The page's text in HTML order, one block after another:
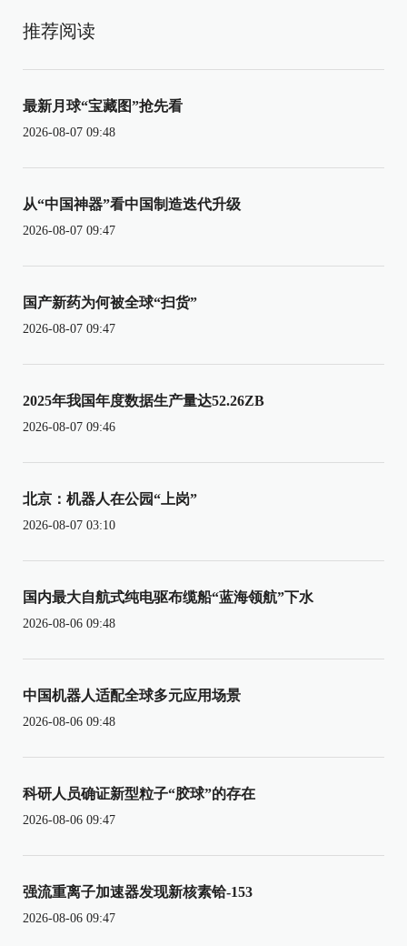
推荐阅读
最新月球“宝藏图”抢先看
2026-08-07 09:48
从“中国神器”看中国制造迭代升级
2026-08-07 09:47
国产新药为何被全球“扫货”
2026-08-07 09:47
2025年我国年度数据生产量达52.26ZB
2026-08-07 09:46
北京：机器人在公园“上岗”
2026-08-07 03:10
国内最大自航式纯电驱布缆船“蓝海领航”下水
2026-08-06 09:48
中国机器人适配全球多元应用场景
2026-08-06 09:48
科研人员确证新型粒子“胶球”的存在
2026-08-06 09:47
强流重离子加速器发现新核素铪-153
2026-08-06 09:47